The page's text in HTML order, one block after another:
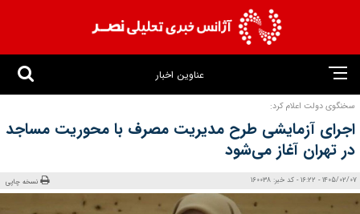
عناوین اخبار
سخنگوی دولت اعلام کرد:
اجرای آزمایشی طرح مدیریت مصرف با محوریت مساجد
در تهران آغاز می‌شود
1405/02/07 - 16:22 - کد خبر: 160038 نسخه چاپی